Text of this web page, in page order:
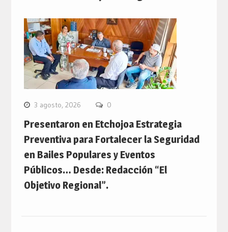
3 agosto, 2026 0
Presentaron en Etchojoa Estrategia
Preventiva para Fortalecer la Seguridad
en Bailes Populares y Eventos
Públicos… Desde: Redacción “El
Objetivo Regional”.